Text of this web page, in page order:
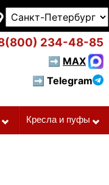
234-48-85
➡ MAX
➡ Telegram
Кресла и пуфы